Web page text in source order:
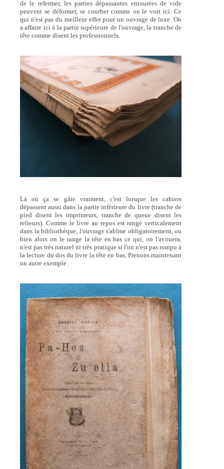
de le refermer, les parties dépassantes entourées de vide
peuvent se déformer, se courber comme on le voit ici. Ce
qui n'est pas du meilleur effet pour un ouvrage de luxe. On
a affaire ici à la partie supérieure de l'ouvrage, la tranche de
tête comme disent les professionnels.
Là où ça se gâte vraiment, c'est lorsque les cahiers
dépassent aussi dans la partie inférieure du livre (tranche de
pied disent les imprimeurs, tranche de queue disent les
relieurs). Comme le livre au repos est rangé verticalement
dans la bibliothèque, l'ouvrage s'abîme obligatoirement, ou
bien alors on le range la tête en bas ce qui, on l'avouera,
n'est pas très naturel ni très pratique si l'on n'est pas rompu à
la lecture du dos du livre la tête en bas. Prenons maintenant
un autre exemple.